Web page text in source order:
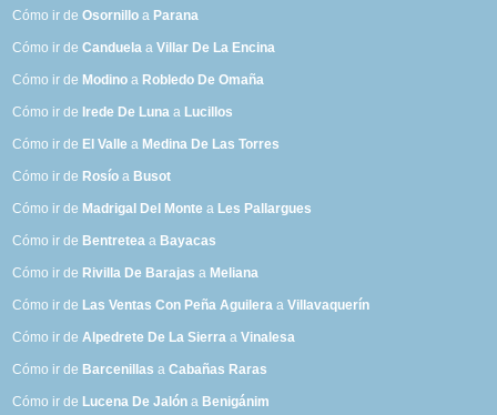
Cómo ir deOsornillo a Parana
Cómo ir deCanduela aVillar De La Encina
Cómo ir de Modino a Robledo De Omaña
Cómo ir de Irede De Luna a Lucillos
Cómo ir de El Valle a Medina De Las Torres
Cómo ir de Rosío a Busot
Cómo ir de Madrigal Del Monte a Les Pallargues
Cómo ir de Bentretea a Bayacas
Cómo ir de Rivilla De Barajas a Meliana
Cómo ir de Las Ventas Con Peña Aguilera aVillavaquerín
Cómo ir deAlpedrete De La Sierra aVinalesa
Cómo ir de Barcenillas aCabañas Raras
Cómo ir de Lucena De Jalón a Benigánim